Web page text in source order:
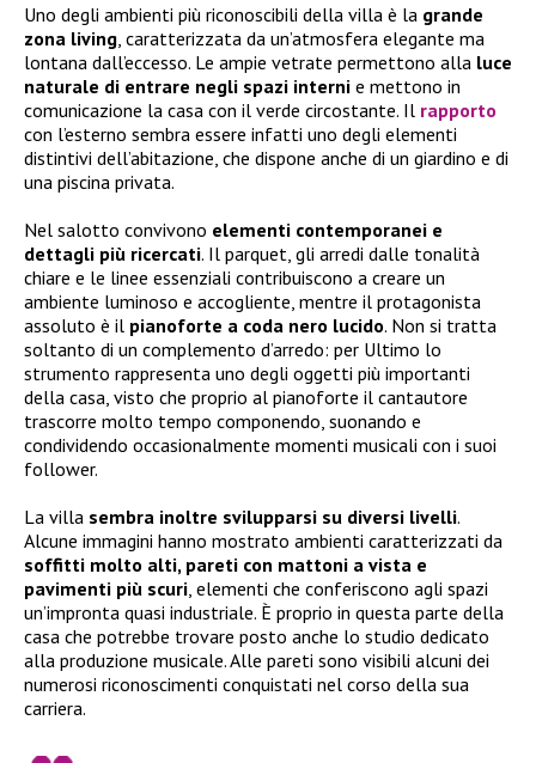
Uno degli ambienti più riconoscibili della villa è la grande
zona living , caratterizzata da un’atmosfera elegante ma
lontana dall’eccesso. Le ampie vetrate permettono alla luce
naturale di entrare negli spazi interni e mettono in
comunicazione la casa con il verde circostante. Il rapporto
con l’esterno sembra essere infatti uno degli elementi
distintivi dell’abitazione, che dispone anche di un giardino e di
una piscina privata.
Nel salotto convivono elementi contemporanei e
dettagli più ricercati. Il parquet, gli arredi dalle tonalità
chiare e le linee essenziali contribuiscono a creare un
ambiente luminoso e accogliente, mentre il protagonista
assoluto è il pianoforte a coda nero lucido. Non si tratta
soltanto di un complemento d’arredo: per Ultimo lo
strumento rappresenta uno degli oggetti più importanti
della casa, visto che proprio al pianoforte il cantautore
trascorre molto tempo componendo, suonando e
condividendo occasionalmente momenti musicali con i suoi
follower.
La villa sembra inoltre svilupparsi su diversi livelli.
Alcune immagini hanno mostrato ambienti caratterizzati da
soffitti molto alti, pareti con mattoni a vista e
pavimenti più scuri , elementi che conferiscono agli spazi
un’impronta quasi industriale. È proprio in questa parte della
casa che potrebbe trovare posto anche lo studio dedicato
alla produzione musicale. Alle pareti sono visibili alcuni dei
numerosi riconoscimenti conquistati nel corso della sua
carriera.